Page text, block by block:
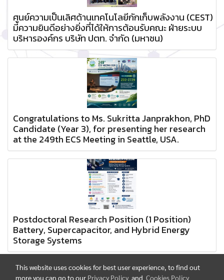
ศูนย์ความเป็นเลิศด้านเทคโนโลยีกักเก็บพลังงาน (CEST)
มีความยินดีอย่างยิ่งที่ได้ให้การต้อนรับคณะ ฝ่ายระบบ
บริหารองค์กร บริษัท ปตท. จำกัด (มหาชน)
Congratulations to Ms. Sukritta Janprakhon, PhD
Candidate (Year 3), for presenting her research
at the 249th ECS Meeting in Seattle, USA.
Postdoctoral Research Position (1 Position)
Battery, Supercapacitor, and Hybrid Energy
Storage Systems
This website uses cookies for best user experience, to find out
more you can go to our Privacy Policy and Cookies Policy